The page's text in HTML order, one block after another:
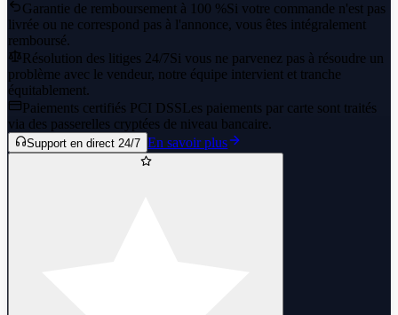
Garantie de remboursement à 100 %Si votre commande n'est pas
livrée ou ne correspond pas à l'annonce, vous êtes intégralement
remboursé.
Résolution des litiges 24/7Si vous ne parvenez pas à résoudre un
problème avec le vendeur, notre équipe intervient et tranche
équitablement.
Paiements certifiés PCI DSSLes paiements par carte sont traités
via des passerelles cryptées de niveau bancaire.
Support en direct 24/7 En savoir plus